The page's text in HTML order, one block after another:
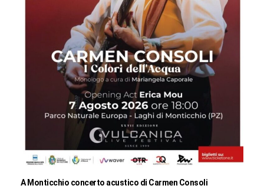
A Monticchio concerto acustico di Carmen Consoli